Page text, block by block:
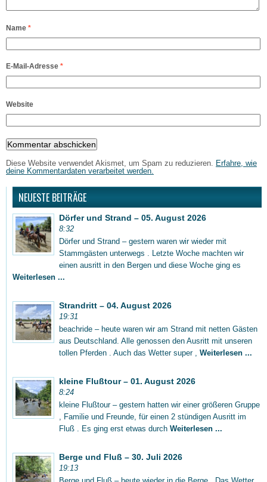
Name *
E-Mail-Adresse *
Website
Diese Website verwendet Akismet, um Spam zu reduzieren. Erfahre, wie
deine Kommentardaten verarbeitet werden.
NEUESTE BEITRÄGE
Dörfer und Strand – 05. August 2026
8:32
Dörfer und Strand – gestern waren wir wieder mit
Stammgästen unterwegs . Letzte Woche machten wir
einen ausritt in den Bergen und diese Woche ging es
Weiterlesen ...
Strandritt – 04. August 2026
19:31
beachride – heute waren wir am Strand mit netten Gästen
aus Deutschland. Alle genossen den Ausritt mit unseren
tollen Pferden . Auch das Wetter super , Weiterlesen ...
kleine Flußtour – 01. August 2026
8:24
kleine Flußtour – gestern hatten wir einer größeren Gruppe
, Familie und Freunde, für einen 2 stündigen Ausritt im
Fluß . Es ging erst etwas durch Weiterlesen ...
Berge und Fluß – 30. Juli 2026
19:13